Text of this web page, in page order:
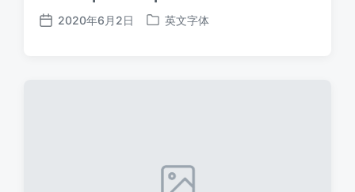
发
2020年6月2日
发
英文字体